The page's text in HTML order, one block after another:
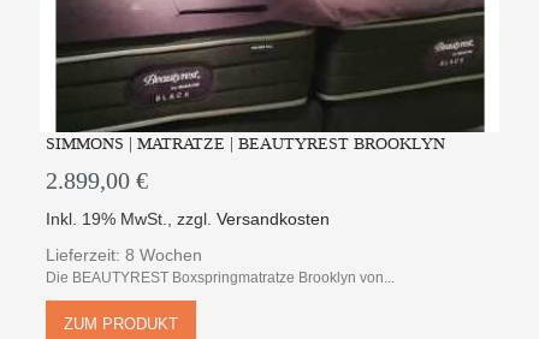
SIMMONS | MATRATZE | BEAUTYREST BROOKLYN
2.899,00 €
Inkl. 19% MwSt. ,zzgl.Versandkosten
Lieferzeit: 8 Wochen
Die BEAUTYREST Boxspringmatratze Brooklyn von...
ZUM PRODUKT